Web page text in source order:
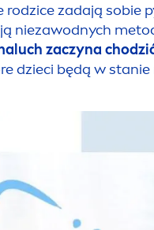
rodzice zadają sobie
niezawodnych
zaczyna
dzieci będą w